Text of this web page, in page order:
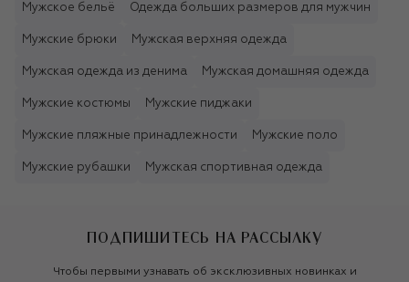
Мужское бельё Одежда больших размеров для мужчин
Мужские брюки Мужская верхняя одежда
Мужская одежда из денима Мужская домашняя одежда
Мужские костюмы Мужские пиджаки
Мужские пляжные принадлежности Мужские поло
Мужские рубашки Мужская спортивная одежда
ПОДПИШИТЕСЬ НА РАССЫЛКУ
Чтобы первыми узнавать об эксклюзивных новинках и